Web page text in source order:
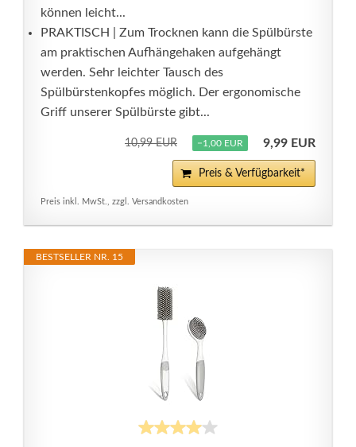
können leicht...
PRAKTISCH | Zum Trocknen kann die Spülbürste
am praktischen Aufhängehaken aufgehängt
werden. Sehr leichter Tausch des
Spülbürstenkopfes möglich. Der ergonomische
Griff unserer Spülbürste gibt...
10,99 EUR −1,00 EUR 9,99 EUR
Preis & Verfügbarkeit*
Preis inkl. MwSt., zzgl. Versandkosten
BESTSELLER NR. 15